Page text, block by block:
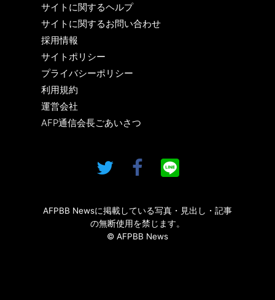
サイトに関するヘルプ
サイトに関するお問い合わせ
採用情報
サイトポリシー
プライバシーポリシー
利用規約
運営会社
AFP通信会長ごあいさつ
AFPBB Newsに掲載している写真・見出し・記事
の無断使用を禁じます。
© AFPBB News